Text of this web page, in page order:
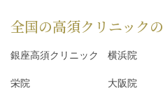
全国の高須クリニックの
銀座高須クリニック 横浜院
栄院 大阪院